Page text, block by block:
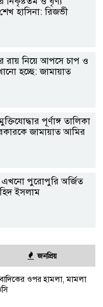
হাসিনা: রিজভী
রায় নিয়ে আপসে চাপ ও
হচ্ছে: জামায়াত
পূর্ণাঙ্গ তালিকা
জামায়াত আমির
পুরোপুরি অর্জিত
ইসলাম
জনপ্রিয়
ওপর হামলা, মামলা